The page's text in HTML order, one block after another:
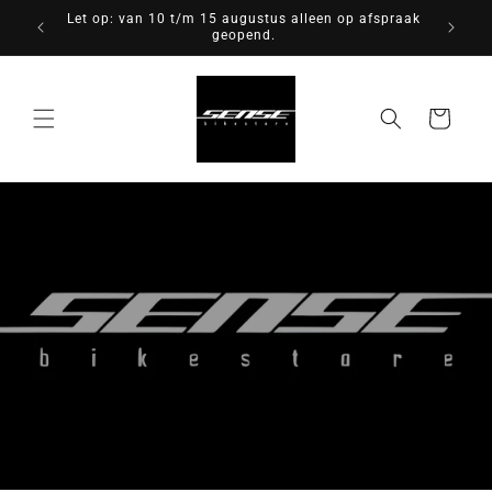
naar deLet op: van 10 t/m 15 augustus alleen op afspraak
geopend.
Winkelwagen